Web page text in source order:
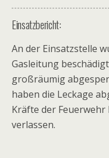
Einsatzbericht:
An der Einsatzstelle
Gasleitung
großräumig
haben die Leckage
Kräfte der
verlassen.